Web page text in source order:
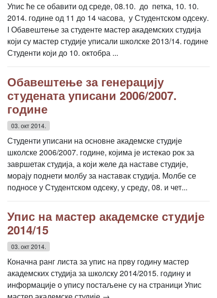
Упис ће се обавити од среде, 08.10. до петка, 10. 10.
2014. године од 11 до 14 часова, у Студентском одсеку.
I Обавештење за студенте мастер академских студија
који су мастер студије уписали школске 2013/14. године
Студенти који до 10. октобра ...
Обавештење за генерацију
студената уписани 2006/2007.
године
03. окт 2014.
Студенти уписани на основне академске студије
школске 2006/2007. године, којима је истекао рок за
завршетак студија, а који желе да наставе студије,
морају поднети молбу за наставак студија. Молбе се
подносе у Студентском одсеку, у среду, 08. и чет...
Упис на мастер академске студије
2014/15
03. окт 2014.
Коначна ранг листа за упис на прву годину мастер
академских студија за школску 2014/2015. годину и
информације о упису постаљене су на страници Упис